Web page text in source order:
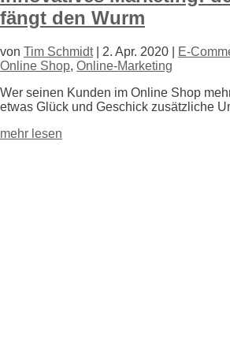
fängt den Wurm
von Tim Schmidt| 2. Apr. 2020 E-
Online Shop, Online-Marketing
Wer seinen Kunden im Online Shop
etwas Glück und Geschick zusätzliche
mehr lesen